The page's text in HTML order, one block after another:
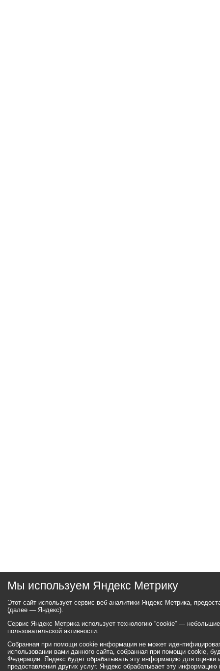
Мы используем Яндекс Метрику
Этот сайт использует сервис веб-аналитики Яндекс Метрика,
(далее — Яндекс).
Сервис Яндекс Метрика использует технологию “cookie” —
пользовательской активности.
Собранная при помощи cookie информация не может
использовании вами данного сайта, собранная при помощи cookie,
Федерации. Яндекс будет обрабатывать эту информацию для оценки
предоставления других услуг. Яндекс обрабатывает эту